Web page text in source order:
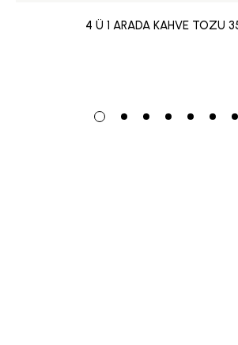
4 Ü 1 ARADA KAHVE TOZU